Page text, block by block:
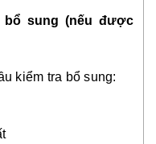
sung (nếu được
kiểm tra bổ sung: